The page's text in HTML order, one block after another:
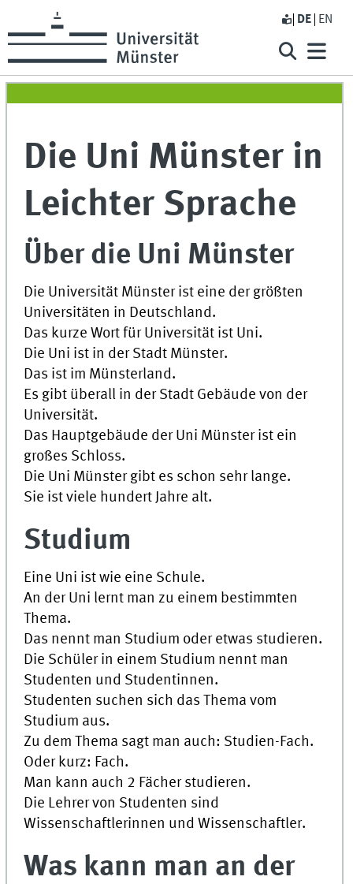
DE EN
Die Uni Münster in
Leichter Sprache
Über die Uni Münster
Die Universität Münster ist eine der größten
Universitäten in Deutschland.
Das kurze Wort für Universität ist Uni.
Die Uni ist in der Stadt Münster.
Das ist im Münsterland.
Es gibt überall in der Stadt Gebäude von der
Universität.
Das Hauptgebäude der Uni Münster ist ein
großes Schloss.
Die Uni Münster gibt es schon sehr lange.
Sie ist viele hundert Jahre alt.
Studium
Eine Uni ist wie eine Schule.
An der Uni lernt man zu einem bestimmten
Thema.
Das nennt man Studium oder etwas studieren.
Die Schüler in einem Studium nennt man
Studenten und Studentinnen.
Studenten suchen sich das Thema vom
Studium aus.
Zu dem Thema sagt man auch: Studien-Fach.
Oder kurz: Fach.
Man kann auch 2 Fächer studieren.
Die Lehrer von Studenten sind
Wissenschaftlerinnen und Wissenschaftler.
Was kann man an der